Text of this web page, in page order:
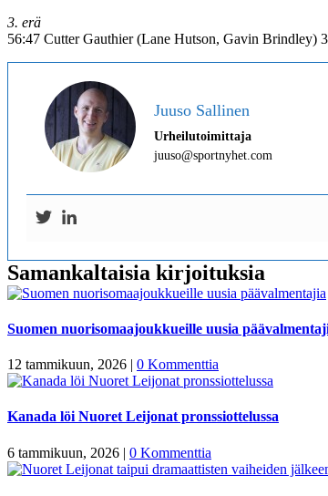
3. erä
56:47 Cutter Gauthier (Lane Hutson, Gavin Brindley)
Juuso Sallinen
Urheilutoimittaja
juuso@sportnyhet.com
Samankaltaisia kirjoituksia
Suomen nuorisomaajoukkueille uusia
12 tammikuun, 2026 | 0 Kommenttia
Kanada löi Nuoret Leijonat pronssiottelussa
6 tammikuun, 2026 | 0 Kommenttia